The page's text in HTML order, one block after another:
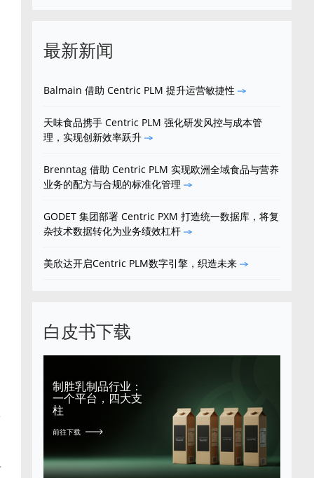
最新新闻
Balmain 借助 Centric PLM 提升运营敏捷性
天味食品携手 Centric PLM 强化研发风控与成本管
理，实现创新效率跃升
Brenntag 借助 Centric PLM 实现欧洲全域食品与营养
业务的配方与合规的标准化管理
GODET 集团部署 Centric PXM 打造统一数据库，将复
杂技术数据转化为业务绩效杠杆
美欣达开启Centric PLM数字引擎，织造未来
白皮书下载
制胜乳制品行业：
一个平台，四大支
柱
前往下载